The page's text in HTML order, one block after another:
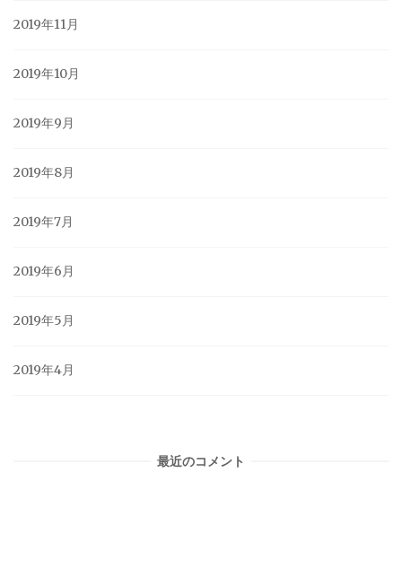
2019年11月
2019年10月
2019年9月
2019年8月
2019年7月
2019年6月
2019年5月
2019年4月
最近のコメント